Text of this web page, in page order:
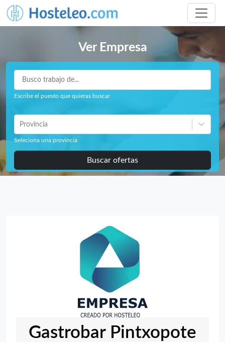
Ver Empresa
Escribe el puesto que quieras buscar
Provincia
Seleciona una provincia
Buscar ofertas
Gastrobar Pintxopote